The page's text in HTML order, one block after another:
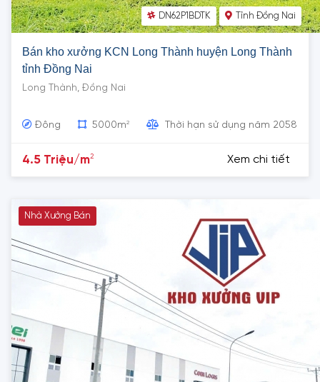
DN62P1BDTK Tỉnh Đồng Nai
Bán kho xưởng KCN Long Thành huyện Long Thành
tỉnh Đồng Nai
Long Thành, Đồng Nai
Đông 5000m2 Thời hạn sử dụng năm 2058
4.5 Triệu/m2 Xem chi tiết
Nhà Xưởng Bán